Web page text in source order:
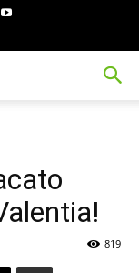
819